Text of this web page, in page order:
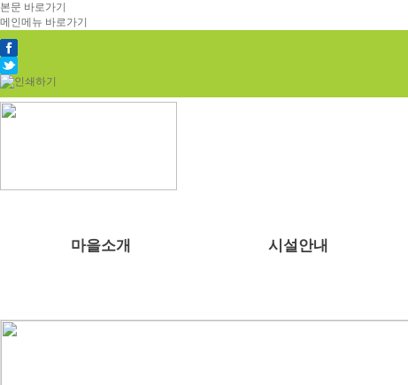
본문 바로가기
메인메뉴 바로가기
마을소개 시설안내